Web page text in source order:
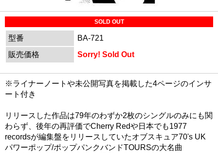
SOLD OUT
型番
BA-721
販売価格
Sorry! Sold Out
※ライナーノートや未公開写真を掲載した4ページのインサ
ート付き
リリースした作品は79年のわずか2枚のシングルのみにも関
わらず、後年の再評価でCherry Redや日本でも1977
recordsが編集盤をリリースしていたオブスキュア70's UK
パワーポップ/ポップパンクバンドTOURSの大名曲